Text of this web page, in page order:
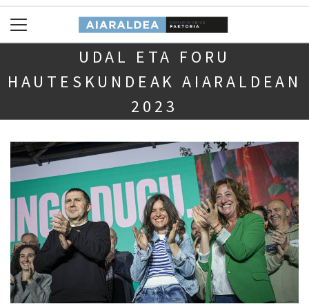
UDAL ETA FORU
HAUTESKUNDEAK AIARALDEAN
2023